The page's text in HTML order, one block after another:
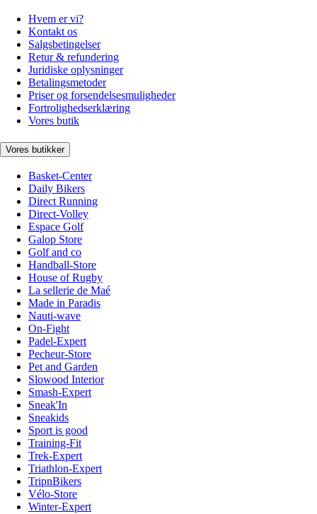
Hvem er vi?
Kontakt os
Salgsbetingelser
Retur & refundering
Juridiske oplysninger
Betalingsmetoder
Priser og forsendelsesmuligheder
Fortrolighedserklæring
Vores butik
Vores butikker
Basket-Center
Daily Bikers
Direct Running
Direct-Volley
Espace Golf
Galop Store
Golf and co
Handball-Store
House of Rugby
La sellerie de Maé
Made in Paradis
Nauti-wave
On-Fight
Padel-Expert
Pecheur-Store
Pet and Garden
Slowood Interior
Smash-Expert
Sneak'In
Sneakids
Sport is good
Training-Fit
Trek-Expert
Triathlon-Expert
TripnBikers
Vélo-Store
Winter-Expert